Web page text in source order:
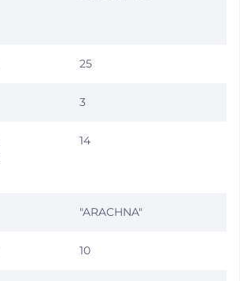
25
3
14
"ARACHNA"
10